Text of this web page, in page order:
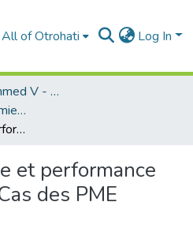
All of Otrohati Log In
Université Mohammed V - Rabat
CEDoc - Droit et Economie (FSJES Agdal)
Veille stratégique et performance de l'entreprise : Cas des PME marocaines.
et performance
des PME